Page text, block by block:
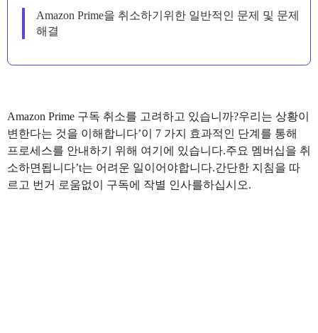
Amazon Prime을 취소하기위한 일반적인 문제 및 문제
해결
Amazon Prime 구독 취소를 고려하고 있습니까?우리는 상황이
변한다는 것을 이해합니다’이 7 가지 효과적인 단계를 통해
프로세스를 안내하기 위해 여기에 있습니다.주요 멤버십을 취
소하면됩니다’t는 어려운 일이어야합니다.간단한 지침을 따
르고 번거 로움없이 구독에 작별 인사를하십시오.